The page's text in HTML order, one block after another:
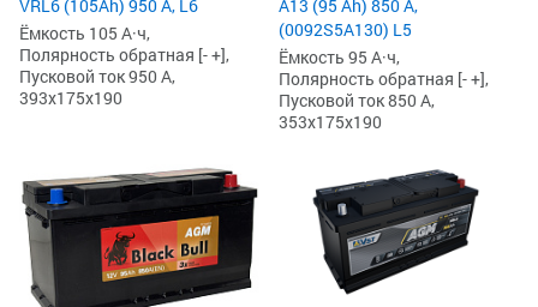
VRL6 (105Ah) 950 А, L6
Ёмкость 105 А·ч,
Полярность обратная [- +],
Пусковой ток 950 А,
393x175x190
А13 (95 Ah) 850 А,
(0092S5A130) L5
Ёмкость 95 А·ч,
Полярность обратная [- +],
Пусковой ток 850 А,
353x175x190